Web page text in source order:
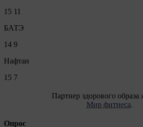
15 11
БАТЭ
14 9
Нафтан
15 7
Партнер здорового
Мир фитнеса.
Опрос